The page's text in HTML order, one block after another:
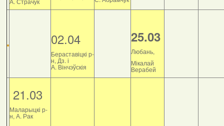
02.04
Бераставіцкі р-
н, Дз. і
А. Вінчэўскія
25.03
Любань,
Мікалай
Верабей
21.03
Маларыцкі р-
н, А. Рак